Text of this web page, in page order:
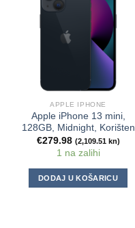
APPLE IPHONE
Apple iPhone 13 mini,
128GB, Midnight, Korišten
€279.98 (2,109.51 kn)
1 na zalihi
DODAJ U KOŠARICU